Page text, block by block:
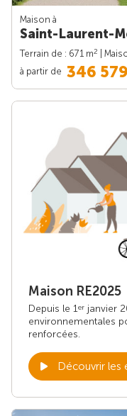
Maison à
Saint-Laurent-
Terrain de : 671 m2 |
à partir de 346
Maison RE2025
Depuis le 1er janvier
environnementales
renforcées.
Découvrir les